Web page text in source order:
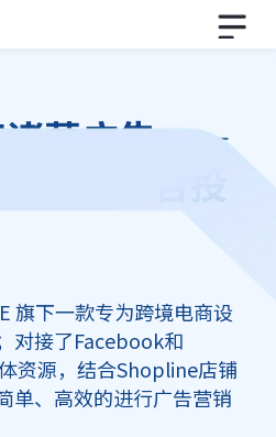
诸葛广告——
用的广告投
旗下一款专为跨境电商设
对接了Facebook和
资源，结合Shopline店铺
单、高效的进行广告营销